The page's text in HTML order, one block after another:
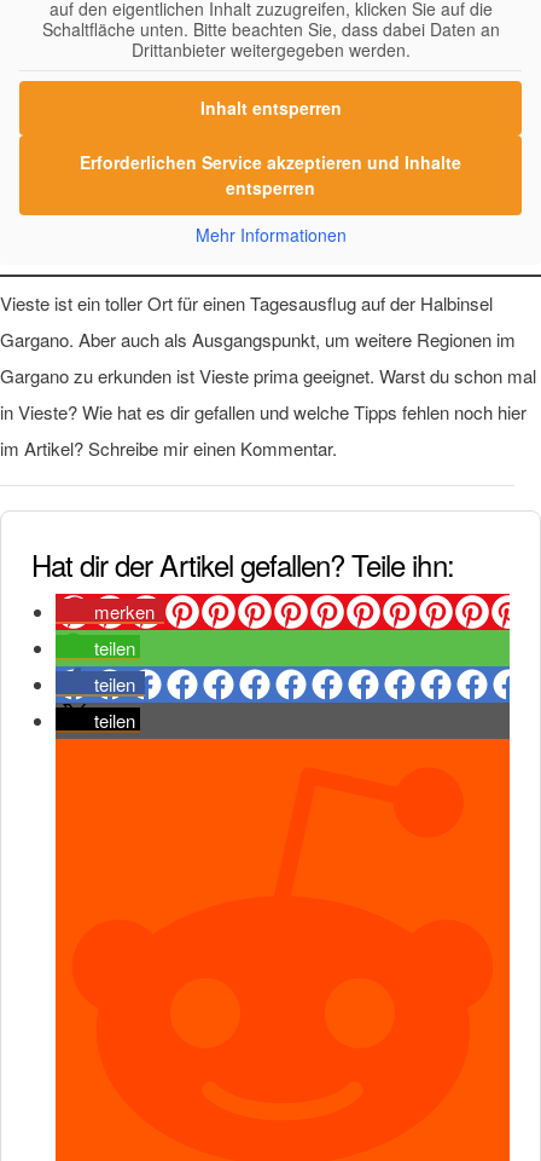
auf den eigentlichen Inhalt zuzugreifen, klicken Sie auf die
Schaltfläche unten. Bitte beachten Sie, dass dabei Daten an
Drittanbieter weitergegeben werden.
Inhalt entsperren
Erforderlichen Service akzeptieren und Inhalte
entsperren
Mehr Informationen
Vieste ist ein toller Ort für einen Tagesausflug auf der Halbinsel
Gargano. Aber auch als Ausgangspunkt, um weitere Regionen im
Gargano zu erkunden ist Vieste prima geeignet. Warst du schon mal
in Vieste? Wie hat es dir gefallen und welche Tipps fehlen noch hier
im Artikel? Schreibe mir einen Kommentar.
Hat dir der Artikel gefallen? Teile ihn:
merken
teilen
teilen
teilen